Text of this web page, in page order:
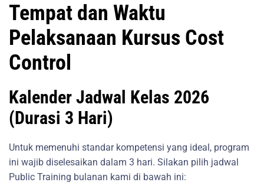
Tempat dan Waktu
Pelaksanaan Kursus Cost
Control
Kalender Jadwal Kelas 2026
(Durasi 3 Hari)
Untuk memenuhi standar kompetensi yang ideal, program
ini wajib diselesaikan dalam 3 hari. Silakan pilih jadwal
Public Training bulanan kami di bawah ini: